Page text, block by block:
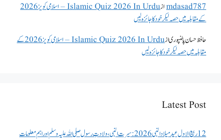
mdasad787از
Islamic Quiz 2026 In Urdu – اسلامی کویز 2026
کے مقابلہ میں حصہ لیکر خود کا جائزہ لیں
حافظ حسان پالنپوریاز
Islamic Quiz 2026 In Urdu – اسلامی کویز 2026 کے
مقابلہ میں حصہ لیکر خود کا جائزہ لیں
Latest Post
12 ربیع الاول عید میلاد النبی 2026: سیرت النبی، ولادتِ رسول صلی اللہ علیہ وسلم اور اہم معلومات